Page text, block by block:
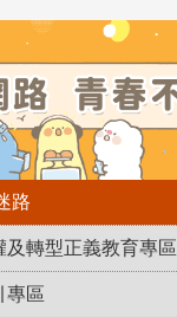
路
及轉型正義教育專區
專區